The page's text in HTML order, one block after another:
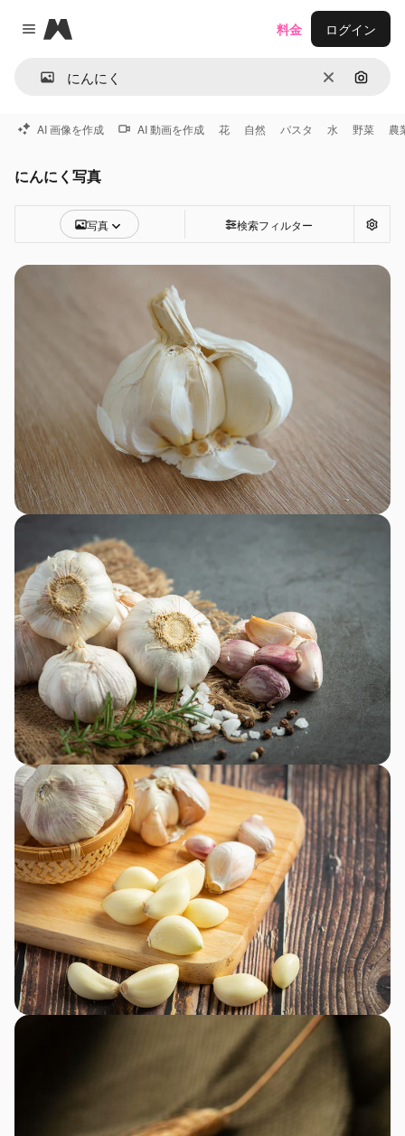
Close menu
Magnific
消去 画像で
料金 ログイン
AI 画像を作成 AI 動画を作成 花 自然 パスタ 水 野菜 農
にんにく写真
写真 検索フィルター